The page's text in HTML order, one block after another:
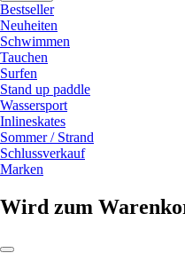
Bestseller
Neuheiten
Schwimmen
Tauchen
Surfen
Stand up paddle
Wassersport
Inlineskates
Sommer / Strand
Schlussverkauf
Marken
Wird zum